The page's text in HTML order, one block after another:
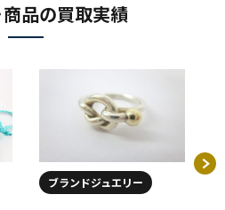
品の買取実績
ブランドジュエリー